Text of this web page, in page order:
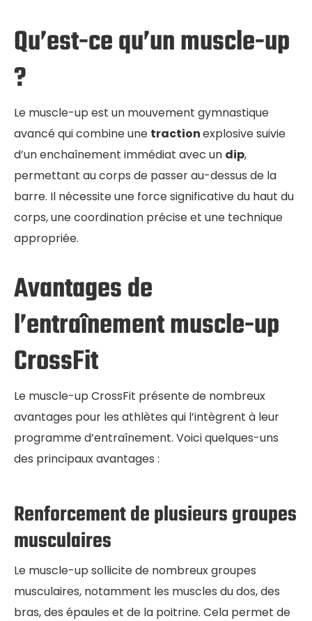
Qu’est-ce qu’un muscle-up
?
Le muscle-up est un mouvement gymnastique
avancé qui combine une tractionexplosive suivie
d’un enchaînement immédiat avec un dip,
permettant au corps de passer au-dessus de la
barre. Il nécessite une force significative du haut du
corps, une coordination précise et une technique
appropriée.
Avantages de
l’entraînement muscle-up
CrossFit
Le muscle-up CrossFit présente de nombreux
avantages pour les athlètes qui l’intègrent à leur
programme d’entraînement. Voici quelques-uns
des principaux avantages :
Renforcement de plusieurs groupes
musculaires
Le muscle-up sollicite de nombreux groupes
musculaires, notamment les muscles du dos, des
bras, des épaules et de la poitrine. Cela permet de